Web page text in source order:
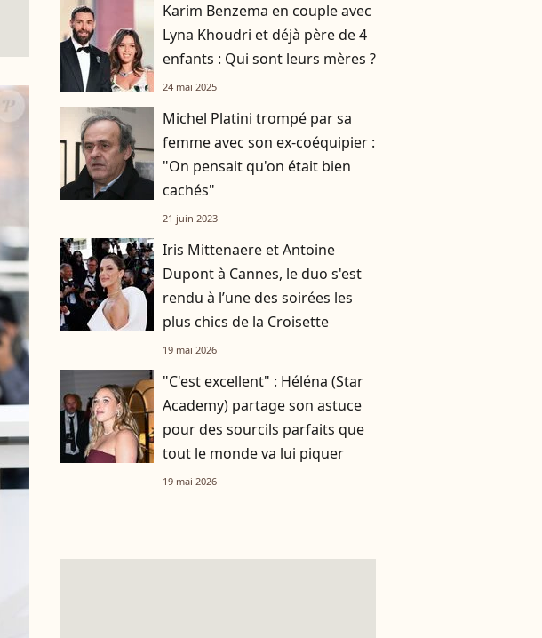
Karim Benzema en couple avec
Lyna Khoudri et déjà père de 4
enfants : Qui sont leurs mères ?
24 mai 2025
Michel Platini trompé par sa
femme avec son ex-coéquipier :
"On pensait qu'on était bien
cachés"
21 juin 2023
Iris Mittenaere et Antoine
Dupont à Cannes, le duo s'est
rendu à l’une des soirées les
plus chics de la Croisette
19 mai 2026
"C'est excellent" : Héléna (Star
Academy) partage son astuce
pour des sourcils parfaits que
tout le monde va lui piquer
19 mai 2026